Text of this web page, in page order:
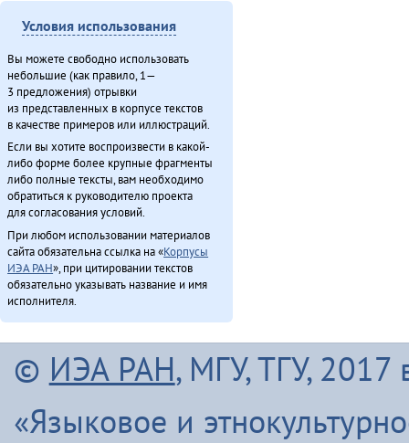
Условия использования
Вы можете свободно использовать
небольшие (как правило, 1—
3 предложения) отрывки
из представленных в корпусе текстов
в качестве примеров или иллюстраций.
Если вы хотите воспроизвести в какой-
либо форме более крупные фрагменты
либо полные тексты, вам необходимо
обратиться к руководителю проекта
для согласования условий.
При любом использовании материалов
сайта обязательна ссылка на «Корпусы
ИЭА РАН», при цитировании текстов
обязательно указывать название и имя
исполнителя.
© ИЭА РАН, МГУ, ТГУ, 2017
«Языковое и